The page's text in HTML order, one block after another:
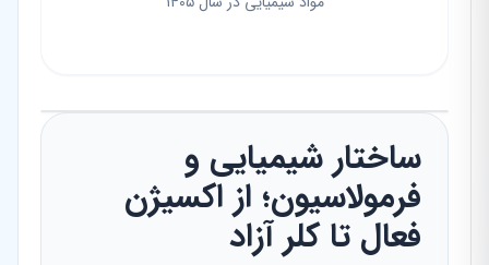
ساختار شیمیایی و
فرمولاسیون؛ از اکسیژن
فعال تا کلر آزاد